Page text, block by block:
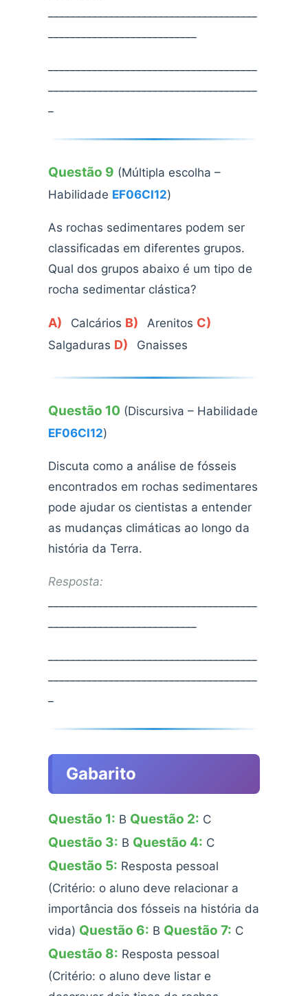
Questão 9 (Múltipla escolha –
Habilidade EF06CI12)
As rochas sedimentares podem ser
classificadas em diferentes grupos.
Qual dos grupos abaixo é um tipo de
rocha sedimentar clástica?
A) Calcários B) Arenitos C)
Salgaduras D) Gnaisses
Questão 10 (Discursiva – Habilidade
EF06CI12)
Discuta como a análise de fósseis
encontrados em rochas sedimentares
pode ajudar os cientistas a entender
as mudanças climáticas ao longo da
história da Terra.
Resposta:
Gabarito
Questão 1: B Questão 2: C
Questão 3: B Questão 4: C
Questão 5: Resposta pessoal
(Critério: o aluno deve relacionar a
importância dos fósseis na história da
vida) Questão 6: B Questão 7: C
Questão 8: Resposta pessoal
(Critério: o aluno deve listar e